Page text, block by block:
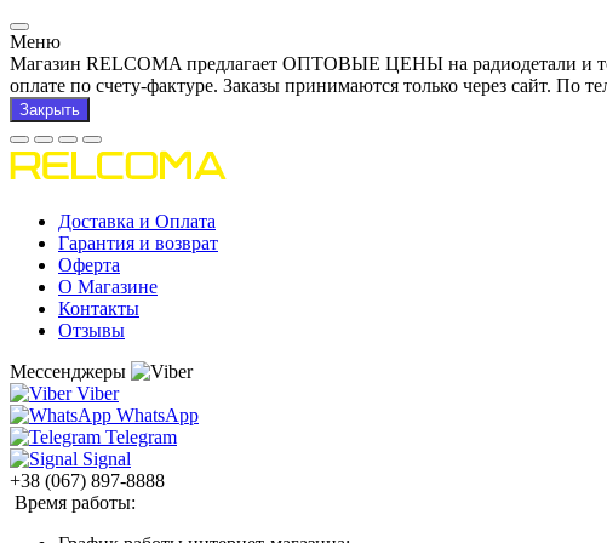
Меню
Магазин RELCOMA предлагает ОПТОВЫЕ ЦЕНЫ на радиодетали и
оплате по счету-фактуре. Заказы принимаются только через сайт. По
Закрыть
Доставка и Оплата
Гарантия и возврат
Оферта
О Магазине
Контакты
Отзывы
Мессенджеры
Viber
WhatsApp
Telegram
Signal
+38 (067) 897-8888
Время работы: